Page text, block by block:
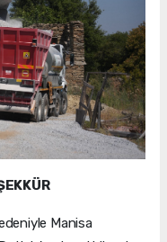
Manisa